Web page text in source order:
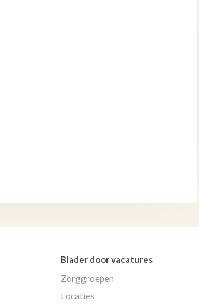
Blader door vacatures
Zorggroepen
Locaties